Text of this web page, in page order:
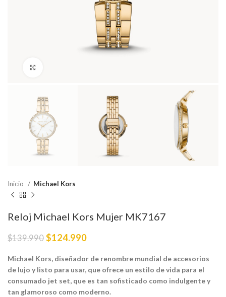
Inicio Michael Kors
Reloj Michael Kors Mujer MK7167
$139.990 $124.990
Michael Kors, diseñador de renombre mundial de accesorios
de lujo y listo para usar, que ofrece un estilo de vida para el
consumado jet set, que es tan sofisticado como indulgente y
tan glamoroso como moderno.